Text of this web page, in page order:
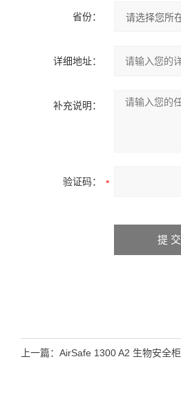
省份：
详细地址：
补充说明：
验证码：
上一篇： AirSafe 1300 A2 生物安全柜